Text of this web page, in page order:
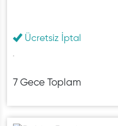
Ücretsiz İptal
7 Gece Toplam